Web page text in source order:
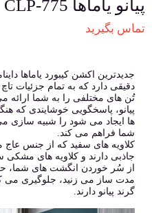
پیانو یاماها CLP-775
تماس بگیرید
جدیدترین اکشن کیبورد یاماها
دقیقی دارد که به تمام جزئیات
تُن های مختلفی را به شما ارائه
پیانو، پاسخگویی خوشایندی که
ها ایجاد می شود را شبیه سازی
شما فراهم می کند.
کلاویه های سفید که از جنس
جاذبی دارند و کلاویه های
از سُر خوردن انگشت های شما،
مدت ساز می زنید، جلوگیری می
گرند پیانو دارند.